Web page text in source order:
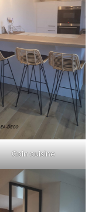
Coin cuisine